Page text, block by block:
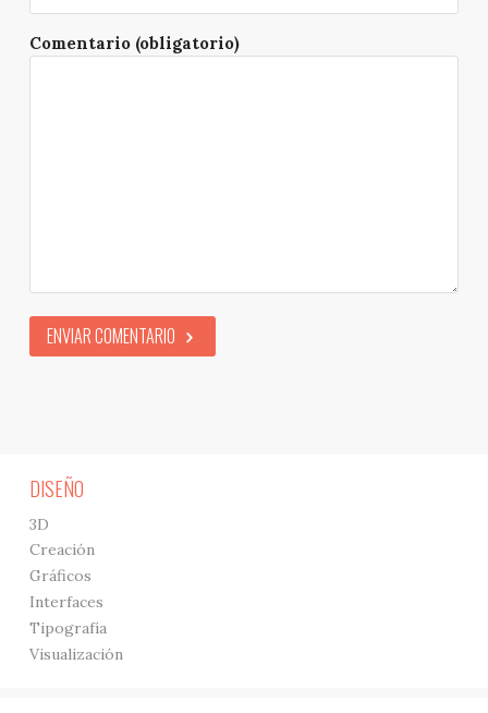
Comentario (obligatorio)
ENVIAR COMENTARIO
DISEÑO
3D
Creación
Gráficos
Interfaces
Tipografía
Visualización